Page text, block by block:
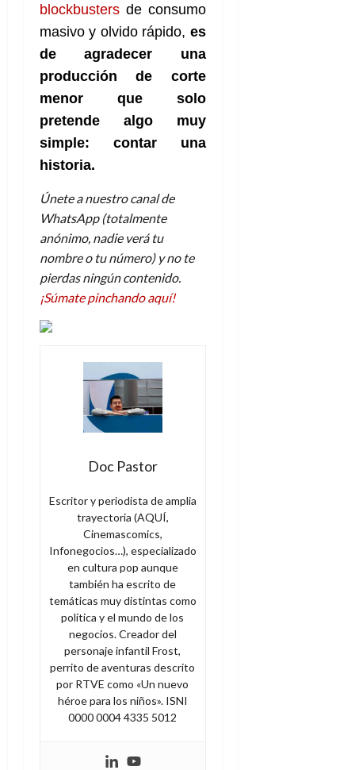
blockbusters de consumo
masivo y olvido rápido, es
de agradecer una
producción de corte
menor que solo
pretende algo muy
simple: contar una
historia.
Únete a nuestro canal de
WhatsApp (totalmente
anónimo, nadie verá tu
nombre o tu número) y no te
pierdas ningún contenido.
¡Súmate pinchando aquí!
Doc Pastor
Escritor y periodista de amplia
trayectoria (AQUÍ,
Cinemascomics,
Infonegocios…), especializado
en cultura pop aunque
también ha escrito de
temáticas muy distintas como
política y el mundo de los
negocios. Creador del
personaje infantil Frost,
perrito de aventuras descrito
por RTVE como «Un nuevo
héroe para los niños». ISNI
0000 0004 4335 5012